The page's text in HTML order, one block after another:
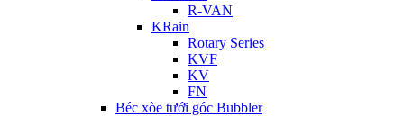
R-VAN
KRain
Rotary Series
KVF
KV
FN
Béc xòe tưới góc Bubbler